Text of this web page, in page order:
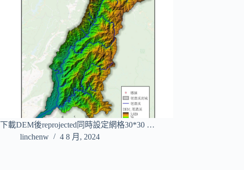
下載DEM後reprojected同時設定網格30*30 …
linchenw
4 8 月, 2024